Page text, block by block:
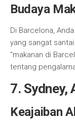
Budaya
Di Barcelona,
yang sangat
“makanan di
tentang
7. Sydney,
Keajaiban